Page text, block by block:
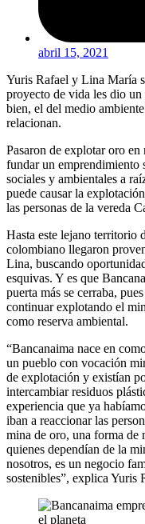
abril 15, 2021
Yuris Rafael y Lina María
proyecto de vida les dio
bien, el del medio
relacionan.
Pasaron de explotar oro
fundar un emprendimiento
sociales y ambientales a
puede causar la
las personas de la vereda
Hasta este lejano territorio
colombiano llegaron
Lina, buscando
esquivas. Y es que
puerta más se cerraba,
continuar explotando el
como reserva ambiental.
“Bancanaima nace en
un pueblo con vocación
de explotación y existían
intercambiar residuos
experiencia que ya
iban a reaccionar las
mina de oro, una forma de
quienes dependían de la
nosotros, es un negocio
sostenibles”, explica Yuris